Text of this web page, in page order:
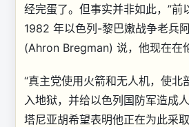
经完蛋了。但事实并非如此，”前
1982 年以色列-黎巴嫩战争老兵
(Ahron Bregman) 说，他现在在
“真主党使用火箭和无人机，使北
入地狱，并给以色列国防军造成
塔尼亚胡希望表明他正在为此采取